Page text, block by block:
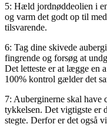
5: Hæld jordnøddeolien i
og varm det godt op til
tilsvarende.
6: Tag dine skivede
fingrende og forsøg at
Det letteste er at lægge en
100% kontrol gælder det
7: Auberginerne skal have
tykkelsen. Det vigtigste er
stegte. Derfor er det også